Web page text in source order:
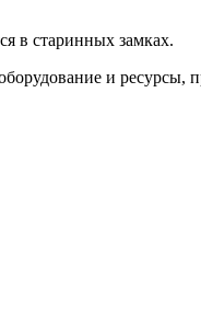
в старинных замках.
и ресурсы,